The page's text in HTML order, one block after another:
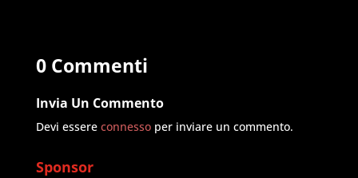
0 Commenti
Invia Un Commento
Devi essere connessoper inviare un commento.
Sponsor